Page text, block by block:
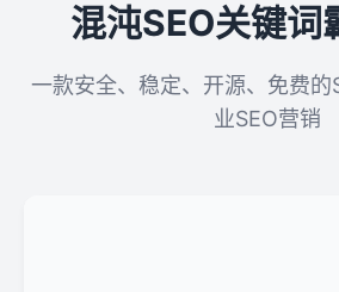
混沌SEO关键词
一款安全、稳定、开源、免费的
业SEO营销